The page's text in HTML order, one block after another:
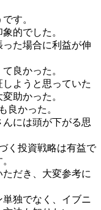
す。
的でした。
た場合に利益が伸
良かった。
ようと思っていた
助かった。
良かった。
には頭が下がる思
く投資戦略は有益で
だき、大変参考に
独でなく、イブニ